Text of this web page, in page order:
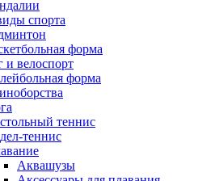
спорта
форма
и велоспорт
форма
теннис
теннис
Аквашузы